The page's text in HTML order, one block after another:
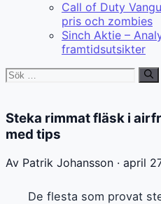
Call of Duty
pris och zombies
Sinch Aktie –
framtidsutsikter
Sök
Steka rimmat fläsk i
med tips
Av Patrik Johansson · april
De flesta som provat